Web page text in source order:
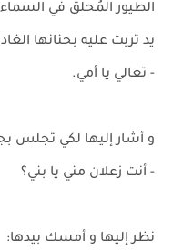
الطيور المُحلق في
يد تربت عليه بحنانها
- تعالي يا أمي.
و أشار إليها لكي تجلس
- أنت زعلان مني يا بني؟
نظر إليها و أمسك بيدها: